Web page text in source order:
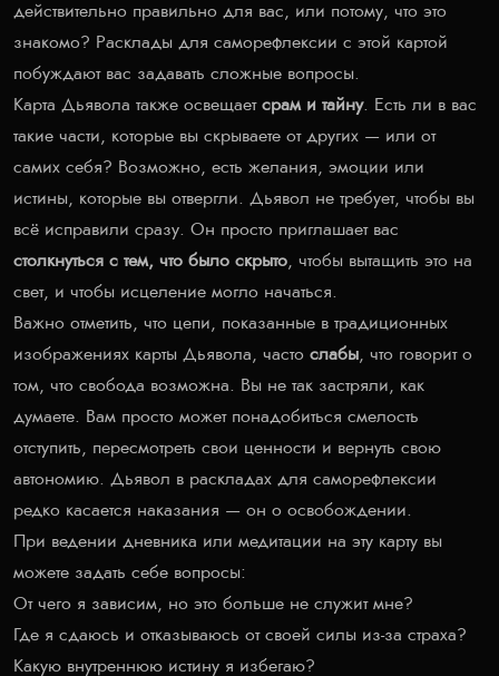
действительно правильно для вас, или потому, что это
знакомо? Расклады для саморефлексии с этой картой
побуждают вас задавать сложные вопросы.
Карта Дьявола также освещает срам и тайну. Есть ли в вас
такие части, которые вы скрываете от других — или от
самих себя? Возможно, есть желания, эмоции или
истины, которые вы отвергли. Дьявол не требует, чтобы вы
всё исправили сразу. Он просто приглашает вас
столкнуться с тем, что было скрыто , чтобы вытащить это на
свет, и чтобы исцеление могло начаться.
Важно отметить, что цепи, показанные в традиционных
изображениях карты Дьявола, часто слабы , что говорит о
том, что свобода возможна. Вы не так застряли, как
думаете. Вам просто может понадобиться смелость
отступить, пересмотреть свои ценности и вернуть свою
автономию. Дьявол в раскладах для саморефлексии
редко касается наказания — он о освобождении.
При ведении дневника или медитации на эту карту вы
можете задать себе вопросы:
От чего я зависим, но это больше не служит мне?
Где я сдаюсь и отказываюсь от своей силы из-за страха?
Какую внутреннюю истину я избегаю?